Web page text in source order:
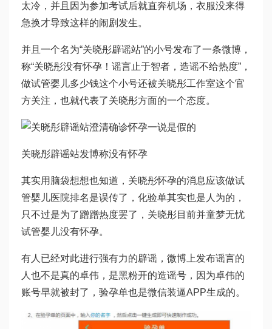
太冷，并且因为参加考试后就直奔机场，衣服没来得
急换才导致这样的闹剧发生。
并且一个名为“关晓彤辟谣站”的小号发布了一条微博，
称“关晓彤没有怀孕！谣言止于智者，造谣不给热度”，
做试管婴儿多少钱这个小号还被关晓彤工作室这个官
方关注，也就代表了关晓彤方面的一个态度。
关晓彤辟谣站发博称没有怀孕
其实用脑袋想想也知道，关晓彤怀孕的消息应该做试
管婴儿医院排名是误传了，化验单其实也是人为的，
只不过是为了蹭蹭热度罢了，关晓彤目前并童梦无忧
试管婴儿没有怀孕。
有人已经对此进行强有力的辟谣，微博上发布谣言的
人也不是真的卓伟，是黑粉开的造谣号，因为卓伟的
账号早就被封了，验孕单也是微信装逼APP生成的。